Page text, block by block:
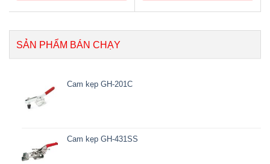
SẢN PHẨM BÁN CHẠY
Cam kẹp GH-201C
Cam kẹp GH-431SS